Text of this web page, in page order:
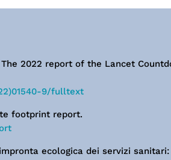
The 2022 report of the Lancet
9/fulltext
footprint report.
ecologica dei servizi